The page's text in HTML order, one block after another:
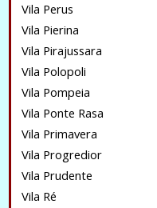
Vila Perus
Vila Pierina
Vila Pirajussara
Vila Polopoli
Vila Pompeia
Vila Ponte Rasa
Vila Primavera
Vila Progredior
Vila Prudente
Vila Ré